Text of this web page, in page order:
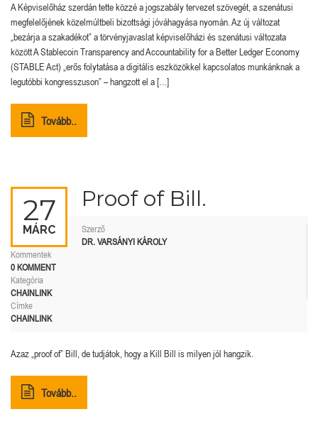
A Képviselőház szerdán tette közzé a jogszabály tervezet szövegét, a szenátusi
megfelelőjének közelmúltbeli bizottsági jóváhagyása nyomán. Az új változat
„bezárja a szakadékot” a törvényjavaslat képviselőházi és szenátusi változata
között A Stablecoin Transparency and Accountability for a Better Ledger Economy
(STABLE Act) „erős folytatása a digitális eszközökkel kapcsolatos munkánknak a
legutóbbi kongresszuson” – hangzott el a […]
Tovább..
27
MÁRC
Proof of Bill.
Szerző
DR. VARSÁNYI KÁROLY
Kommentek
0 KOMMENT
Kategória
CHAINLINK
Címke
CHAINLINK
Azaz „proof of” Bill, de tudjátok, hogy a Kill Bill is milyen jól hangzik.
Tovább..